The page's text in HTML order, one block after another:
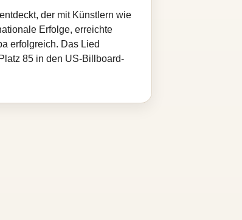
der mit Künstlern wie
Erfolge, erreichte
erfolgreich. Das Lied
85 in den US-Billboard-